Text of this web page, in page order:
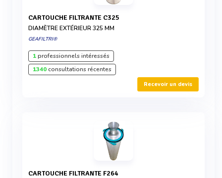
CARTOUCHE FILTRANTE C325
DIAMÈTRE EXTÉRIEUR 325 MM
GEAFILTRI®
1professionnels intéressés
1340consultations récentes
Recevoir un devis
CARTOUCHE FILTRANTE F264